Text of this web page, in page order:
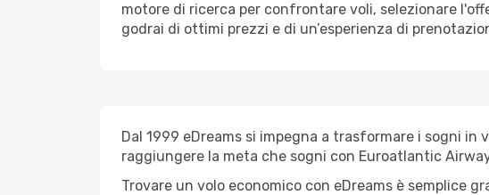
motore di ricerca per confrontare voli, selezionare
godrai di ottimi prezzi e di un’esperienza di
Dal 1999 eDreams si impegna a trasformare i sogni
raggiungere la meta che sogni con Euroatlantic
Trovare un volo economico con eDreams è semplice